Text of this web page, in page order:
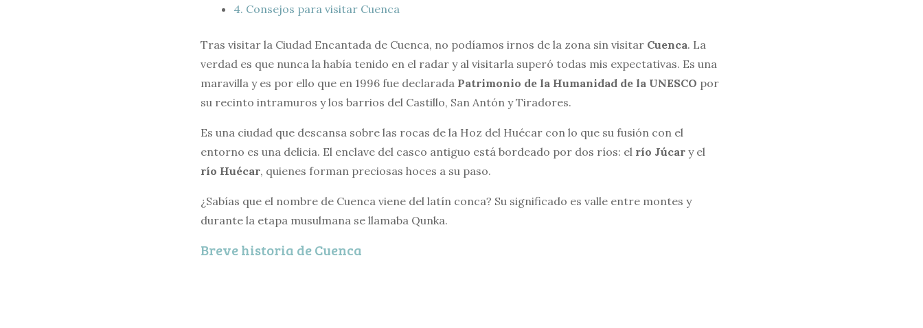
4. Consejos para visitar Cuenca
Tras visitar la Ciudad Encantada de Cuenca, no podíamos irnos de la zona sin visitar Cuenca. La
verdad es que nunca la había tenido en el radar y al visitarla superó todas mis expectativas. Es una
maravilla y es por ello que en 1996 fue declarada Patrimonio de la Humanidad de la UNESCO por
su recinto intramuros y los barrios del Castillo, San Antón y Tiradores.
Es una ciudad que descansa sobre las rocas de la Hoz del Huécar con lo que su fusión con el
entorno es una delicia. El enclave del casco antiguo está bordeado por dos ríos: el río Júcar y el
río Huécar, quienes forman preciosas hoces a su paso.
¿Sabías que el nombre de Cuenca viene del latín conca? Su significado es valle entre montes y
durante la etapa musulmana se llamaba Qunka.
Breve historia de Cuenca